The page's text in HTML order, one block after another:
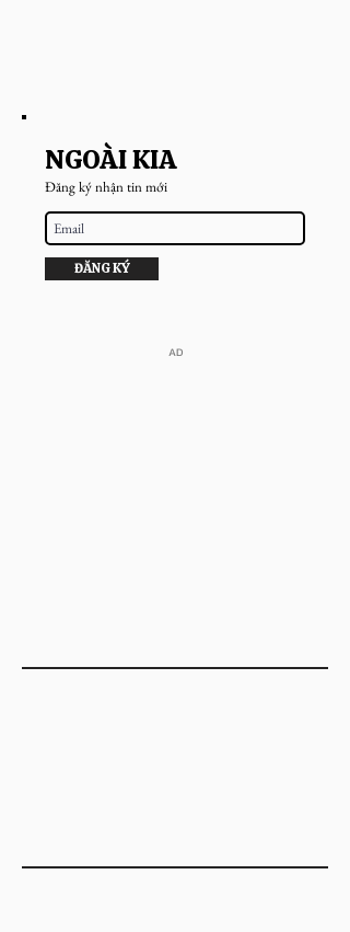
NGOÀI KIA
Đăng ký nhận tin mới
ĐĂNG KÝ
​AD